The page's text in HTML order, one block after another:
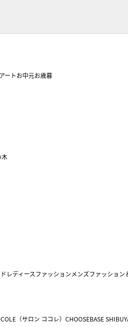
ートお中元お歳暮
木
レディースファッションメンズファッション
（サロン ココレ） CHOOSEBASE